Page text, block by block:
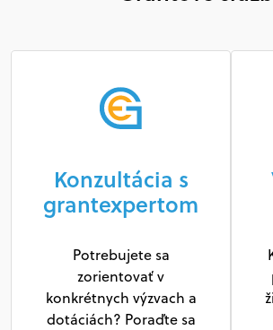
Konzultácia s
grantexpertom
Potrebujete sa
zorientovať v
konkrétnych výzvach a
dotáciách? Poraďte sa